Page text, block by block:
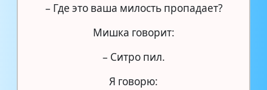
– Где это ваша милость пропадает?
Мишка говорит:
– Ситро пил.
Я говорю: